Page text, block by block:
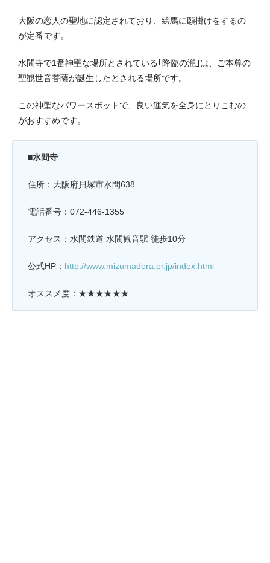
大阪の恋人の聖地に認定されており、絵馬に願掛けをするの
が定番です。
水間寺で1番神聖な場所とされている｢降臨の瀧｣は、ご本尊の
聖観世音菩薩が誕生したとされる場所です。
この神聖なパワースポットで、良い運気を全身にとりこむの
がおすすめです。
■水間寺
住所：大阪府貝塚市水間638
電話番号：072-446-1355
アクセス：水間鉄道 水間観音駅 徒歩10分
公式HP： http://www.mizumadera.or.jp/index.html
オススメ度：★★★★★★